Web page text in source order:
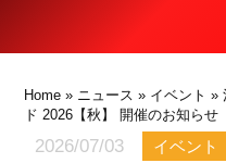
Home » ニュース » イベント »
ド 2026【秋】 開催のお知らせ
2026/07/03 イベント